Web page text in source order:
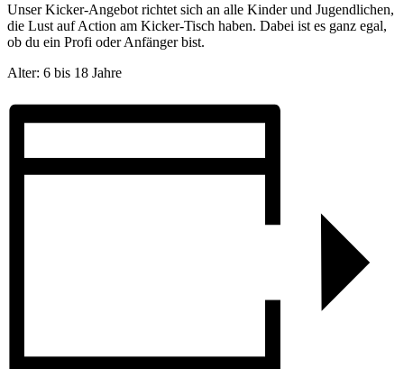
Unser Kicker-Angebot richtet sich an alle Kinder und Jugendlichen,
die Lust auf Action am Kicker-Tisch haben. Dabei ist es ganz egal,
ob du ein Profi oder Anfänger bist.
Alter: 6 bis 18 Jahre